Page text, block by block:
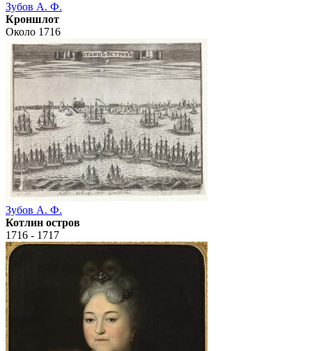
Зубов А. Ф.
Кроншлот
Около 1716
Зубов А. Ф.
Котлин остров
1716 - 1717